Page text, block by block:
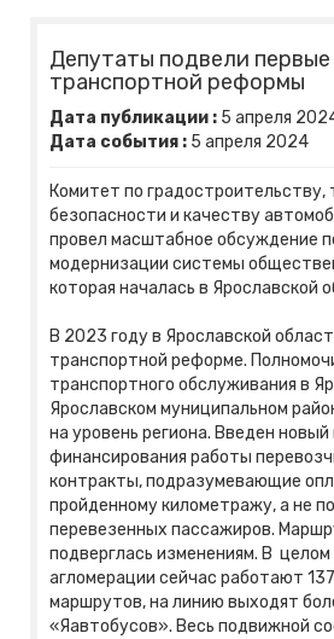
Депутаты подвели первые
транспортной реформы
Дата публикации : 5 апреля
Дата события : 5 апреля 2024
Комитет по градостроительству,
безопасности и качеству
провел масштабное обсуждение
модернизации системы
которая началась в Ярославской
В 2023 году в Ярославской
транспортной реформе.
транспортного обслуживания в
Ярославском муниципальном
на уровень региона. Введен новый
финансирования работы
контракты, подразумевающие
пройденному километражу, а не
перевезенных пассажиров.
подверглась изменениям. В целом
агломерации сейчас работают
маршрутов, на линию выходят
«Яавтобусов». Весь подвижной